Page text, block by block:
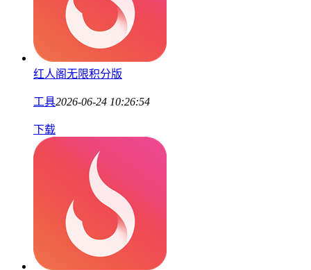
红人阁无限积分版
工具2026-06-24 10:26:54
下载